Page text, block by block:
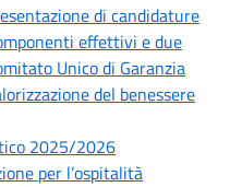
di candidature
effettivi e due
Unico di Garanzia
del benessere
2025/2026
per l’ospitalità